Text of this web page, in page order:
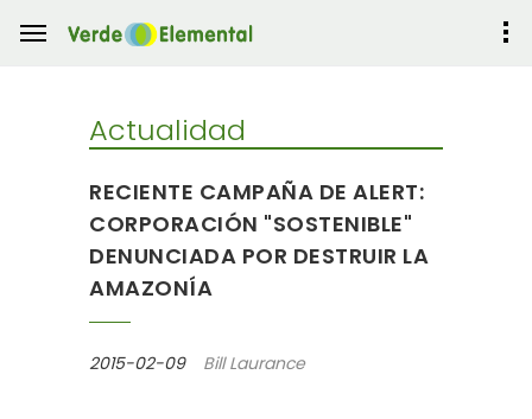
Actualidad
RECIENTE CAMPAÑA DE ALERT:
CORPORACIÓN "SOSTENIBLE"
DENUNCIADA POR DESTRUIR LA
AMAZONÍA
2015-02-09 Bill Laurance